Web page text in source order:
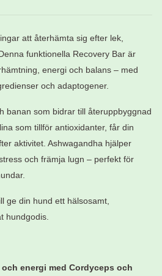
att återhämta sig efter lek,
funktionella Recovery Bar är
energi och balans – med
och adaptogener.
banan som bidrar till återuppbyggnad
som tillför antioxidanter, får din
aktivitet. Ashwagandha hjälper
och främja lugn – perfekt för
ge din hund ett hälsosamt,
hundgodis.
energi med Cordyceps och